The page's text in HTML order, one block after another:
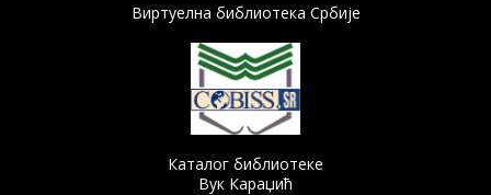
Виртуелна библиотека Србије
Каталог библиотеке
Вук Караџић